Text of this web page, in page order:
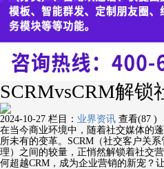
SCRMvsCRM解锁
2024-10-27 栏目： 业界资讯 查看(87 )
在当今商业环境中，随着社交媒体的
所未有的变革。SCRM（社交客户关
理）之间的较量，正悄然解锁着社交
何超越CRM，成为企业营销的新宠？